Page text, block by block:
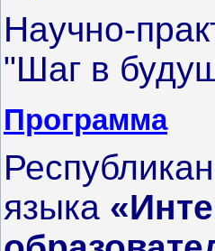
Научно-
"Шаг в
Программа
языка